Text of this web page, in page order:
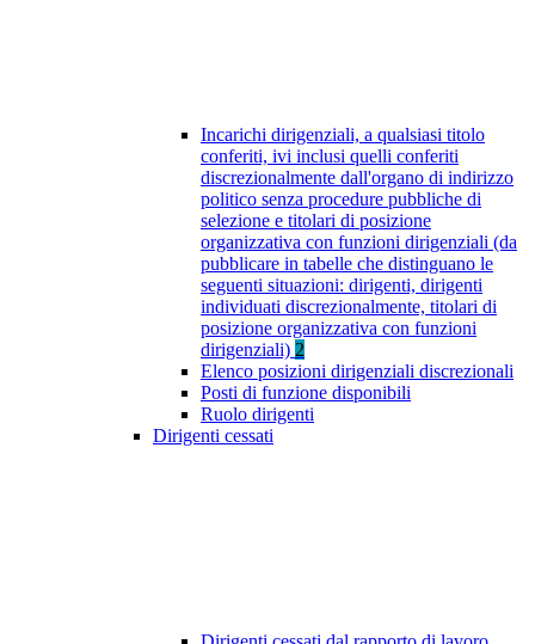
Incarichi dirigenziali, a qualsiasi titolo
conferiti, ivi inclusi quelli conferiti
discrezionalmente dall'organo di indirizzo
politico senza procedure pubbliche di
selezione e titolari di posizione
organizzativa con funzioni dirigenziali (da
pubblicare in tabelle che distinguano le
seguenti situazioni: dirigenti, dirigenti
individuati discrezionalmente, titolari di
posizione organizzativa con funzioni
dirigenziali) 2
Elenco posizioni dirigenziali discrezionali
Posti di funzione disponibili
Ruolo dirigenti
Dirigenti cessati